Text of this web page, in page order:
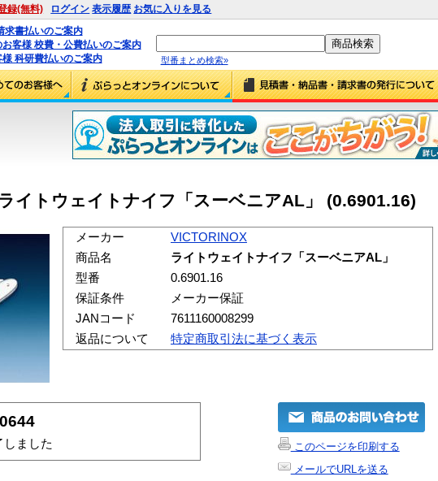
録(無料) ログイン 表示履歴 お気に入りを見る
求書払いのご案内
客様 校費・公費払いのご案内
科研費払いのご案内
型番まとめ検索»
イトウェイトナイフ「スーベニアAL」 (0.6901.16)
メーカー
VICTORINOX
商品名
ライトウェイトナイフ「スーベニアAL」
型番
0.6901.16
保証条件
メーカー保証
JANコード
7611160008299
返品について
特定商取引法に基づく表示
ました
このページを印刷する
メールでURLを送る